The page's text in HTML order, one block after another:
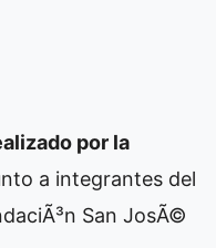
por la
a integrantes del
San JosÃ©